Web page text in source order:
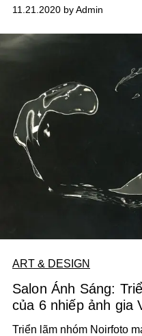
11.21.2020 by Admin
ART & DESIGN
Salon Ánh Sáng:
của 6 nhiếp ảnh gia
Triển lãm nhóm Noirfoto